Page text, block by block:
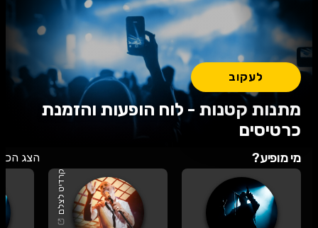
מתנות קטנות - לוח הופעות והזמנת
כרטיסים
לעקוב
מי מופיע? הצג הכל
קרדיט לצלם